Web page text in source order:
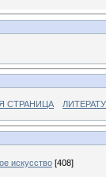
СТРАНИЦА
искусство [408]